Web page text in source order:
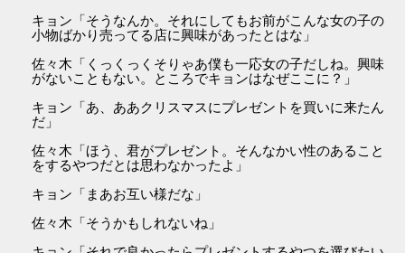
キョン「そうなんか。それにしてもお前がこんな女の子の
小物ばかり売ってる店に興味があったとはな」
佐々木「くっくっくそりゃあ僕も一応女の子だしね。興味
がないこともない。ところでキョンはなぜここに？」
キョン「あ、ああクリスマスにプレゼントを買いに来たん
だ」
佐々木「ほう、君がプレゼント。そんなかい性のあること
をするやつだとは思わなかったよ」
キョン「まあお互い様だな」
佐々木「そうかもしれないね」